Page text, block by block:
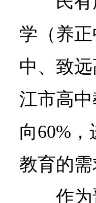
学（养
中、致
江市高
向60%
教育的需
作